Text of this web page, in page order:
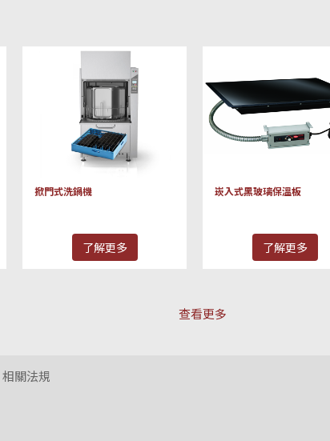
掀門式洗鍋機
了解更多
崁入式黑玻璃保溫板
了解更多
查看更多
相關法規